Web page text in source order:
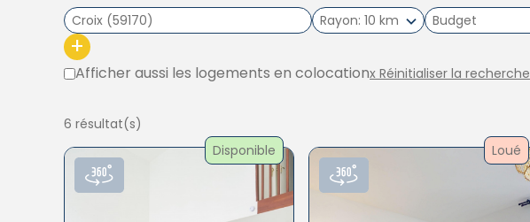
Rayon 10 km
+
Afficher aussi les logements en colocationx Réinitialiser la recherche
6 résultat(s)
Disponible
Loué